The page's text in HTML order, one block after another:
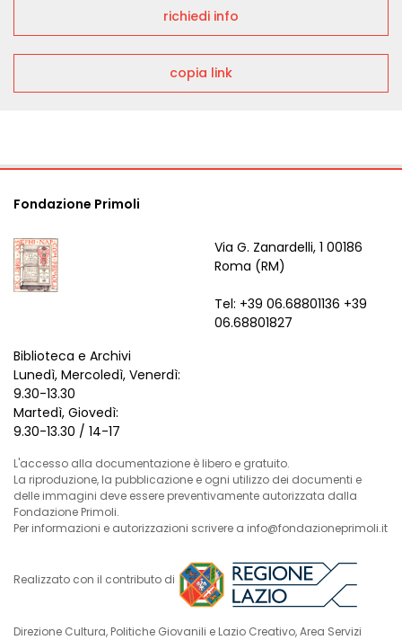
richiedi info
copia link
Fondazione Primoli
Via G. Zanardelli, 1 00186
Roma (RM)
Tel: +39 06.68801136 +39
06.68801827
Biblioteca e Archivi
Lunedì, Mercoledì, Venerdì:
9.30-13.30
Martedì, Giovedì:
9.30-13.30 / 14-17
L'accesso alla documentazione è libero e gratuito.
La riproduzione, la pubblicazione e ogni utilizzo dei documenti e
delle immagini deve essere preventivamente autorizzata dalla
Fondazione Primoli.
Per informazioni e autorizzazioni scrivere a info@fondazioneprimoli.it
Realizzato con il contributo di
Direzione Cultura, Politiche Giovanili e Lazio Creativo, Area Servizi